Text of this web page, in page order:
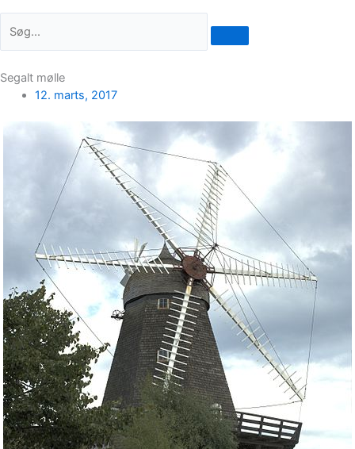
Segalt mølle
12. marts, 2017